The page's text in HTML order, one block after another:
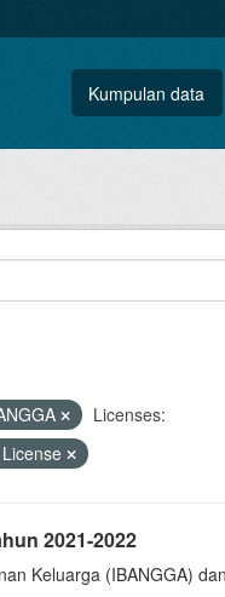
Kumpulan data
Licenses:
2021-2022
Keluarga (IBANGGA)